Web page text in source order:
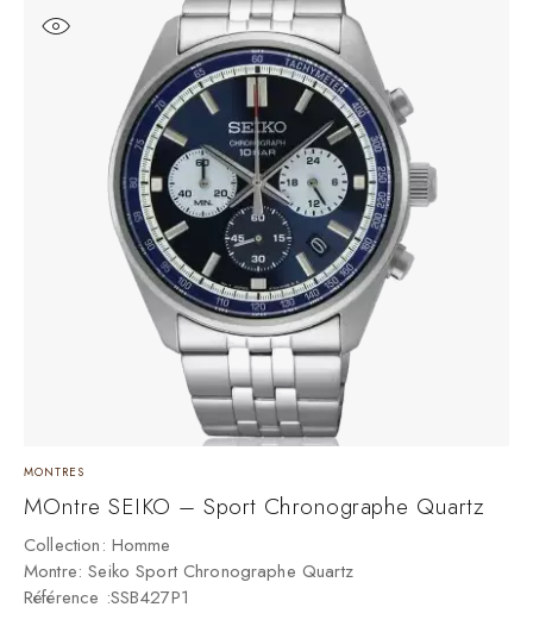
MONTRES
MOntre SEIKO – Sport Chronographe Quartz
Collection: Homme
Montre: Seiko Sport Chronographe Quartz
Référence :SSB427P1